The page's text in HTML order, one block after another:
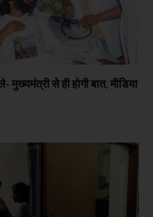
मुख्यमंत्री से ही होगी बात, मीडिया